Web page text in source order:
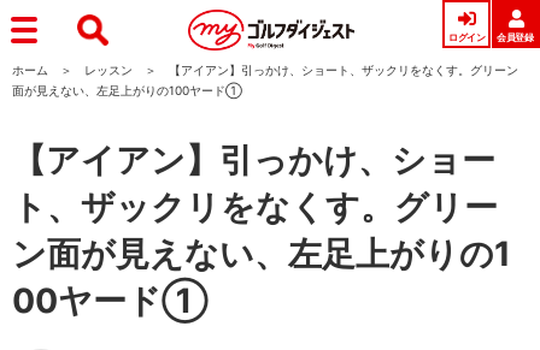
ログイン 会員登録
ホーム レッスン
【アイアン】引っかけ、ショート、ザックリをなくす。グリーン
面が見えない、左足上がりの100ヤード①
【アイアン】引っかけ、ショー
ト、ザックリをなくす。グリー
ン面が見えない、左足上がりの1
00ヤード①